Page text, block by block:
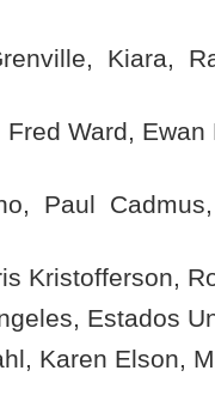
Kiara,
Ward, Ewan
Paul
Kristofferson,
Estados
Karen Elson,